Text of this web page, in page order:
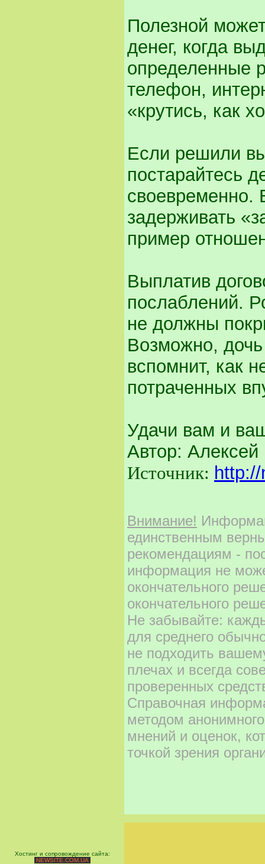
Полезной
денег, когда
определенные
телефон,
«крутись, как
Если решили
постарайтесь
своевременно.
задерживать
пример
Выплатив
послаблений.
не должны
Возможно,
вспомнит, как
потраченных
Удачи вам и
Автор: Алексей
Источник:
Внимание!
единственным
рекомендациям -
информация не
окончательного
окончательного
Не забывайте:
для среднего
не подходить
плечах и всегда
проверенных
Справочная
методом
мнений и оценок,
точкой зрения
Хостинг и сопровождение сайта:
NEWSITE.COM.UA